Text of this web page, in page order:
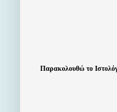
Παρακολουθώ το